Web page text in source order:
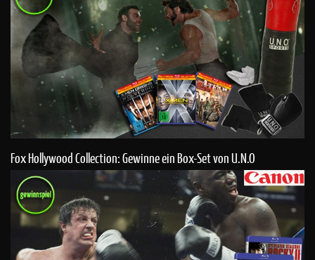
Fox Hollywood Collection: Gewinne ein Box-Set von U.N.O